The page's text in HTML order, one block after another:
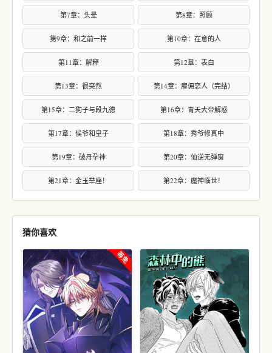
第7章：头晕 第8章：照顾
第9章：和之前一样 第10章：在意的人
第11章：解释 第12章：表白
第13章：很突然 第14章：雇佣恋人（完结）
第15章：二狗子与段九德 第16章：青天大帝解惑
第17章：侯爷和皇子 第18章：秀爷修真中
第19章：破丹孕神 第20章：仙逆无弹窗
第21章：金玉举座！ 第22章：魔神临世！
猜你喜欢